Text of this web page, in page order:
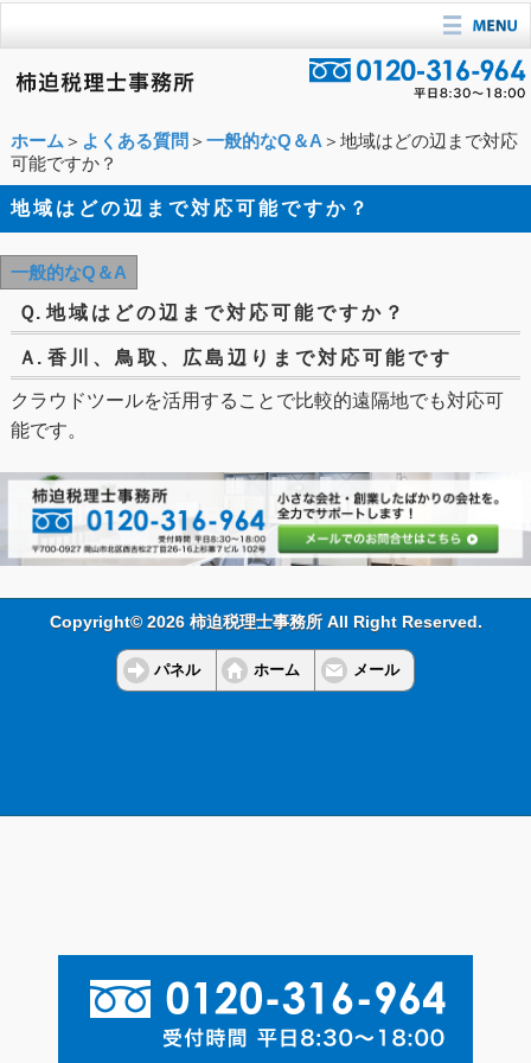
ホーム＞ よくある質問 ＞ 一般的なQ＆A＞地域はどの辺まで対応
可能ですか？
地域はどの辺まで対応可能ですか？
一般的なQ＆A
Ｑ. 地域はどの辺まで対応可能ですか？
Ａ. 香川、鳥取、広島辺りまで対応可能です
クラウドツールを活用することで比較的遠隔地でも対応可
能です。
Copyright© 2026 柿迫税理士事務所 All Right Reserved.
パネル ホーム メール